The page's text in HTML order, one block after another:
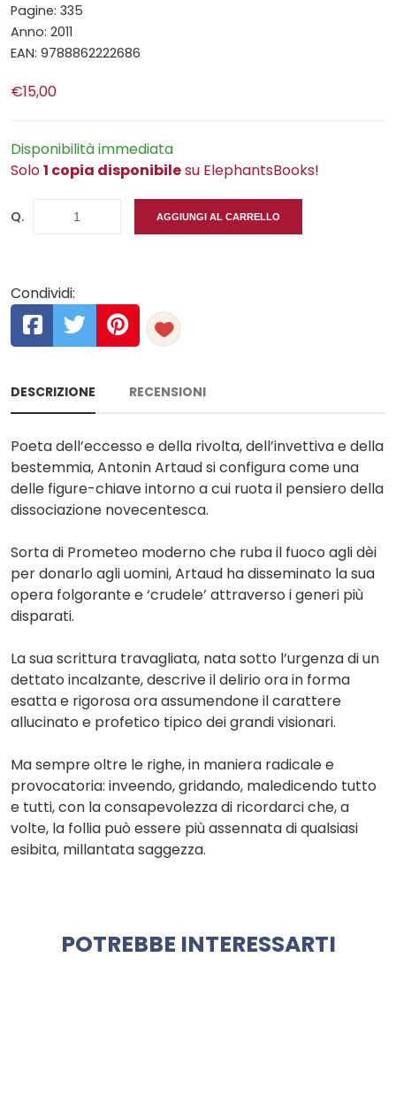
Pagine: 335
Anno: 2011
EAN: 9788862222686
€15,00
Disponibilità immediata
Solo1 copia disponibilesu ElephantsBooks!
Q. AGGIUNGI AL CARRELLO
Condividi:
DESCRIZIONE RECENSIONI
Poeta dell’eccesso e della rivolta, dell’invettiva e della
bestemmia, Antonin Artaud si configura come una
delle figure-chiave intorno a cui ruota il pensiero della
dissociazione novecentesca.
Sorta di Prometeo moderno che ruba il fuoco agli dèi
per donarlo agli uomini, Artaud ha disseminato la sua
opera folgorante e ‘crudele’ attraverso i generi più
disparati.
La sua scrittura travagliata, nata sotto l’urgenza di un
dettato incalzante, descrive il delirio ora in forma
esatta e rigorosa ora assumendone il carattere
allucinato e profetico tipico dei grandi visionari.
Ma sempre oltre le righe, in maniera radicale e
provocatoria: inveendo, gridando, maledicendo tutto
e tutti, con la consapevolezza di ricordarci che, a
volte, la follia può essere più assennata di qualsiasi
esibita, millantata saggezza.
POTREBBE INTERESSARTI